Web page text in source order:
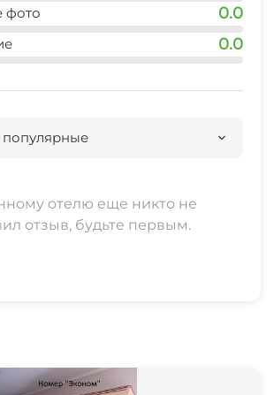
фото 0.0
0.0
популярные
отелю еще никто не
отзыв, будьте первым.